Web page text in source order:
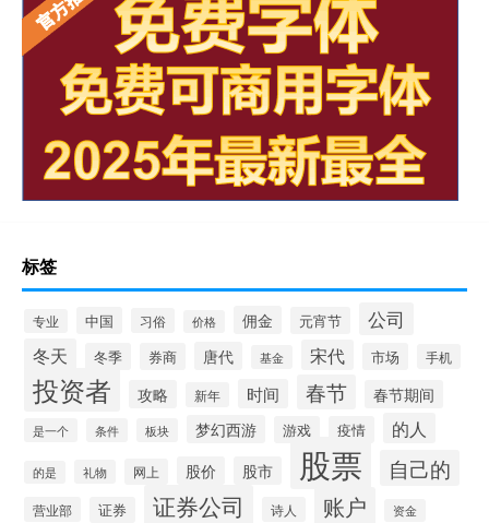
标签
专业 中国 习俗 价格 佣金 元宵节
公司
冬天
冬季 券商 唐代 基金 宋代 市场 手机
投资者 攻略 新年 时间 春节 春节期间
是一个 条件 板块 梦幻西游 游戏 疫情 的人
的是 礼物 网上 股价 股市 股票 自己的
营业部 证券 证券公司 诗人 账户 资金